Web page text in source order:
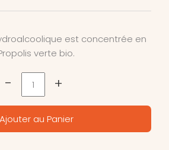
est concentrée en
verte bio.
- +
Ajouter au Panier